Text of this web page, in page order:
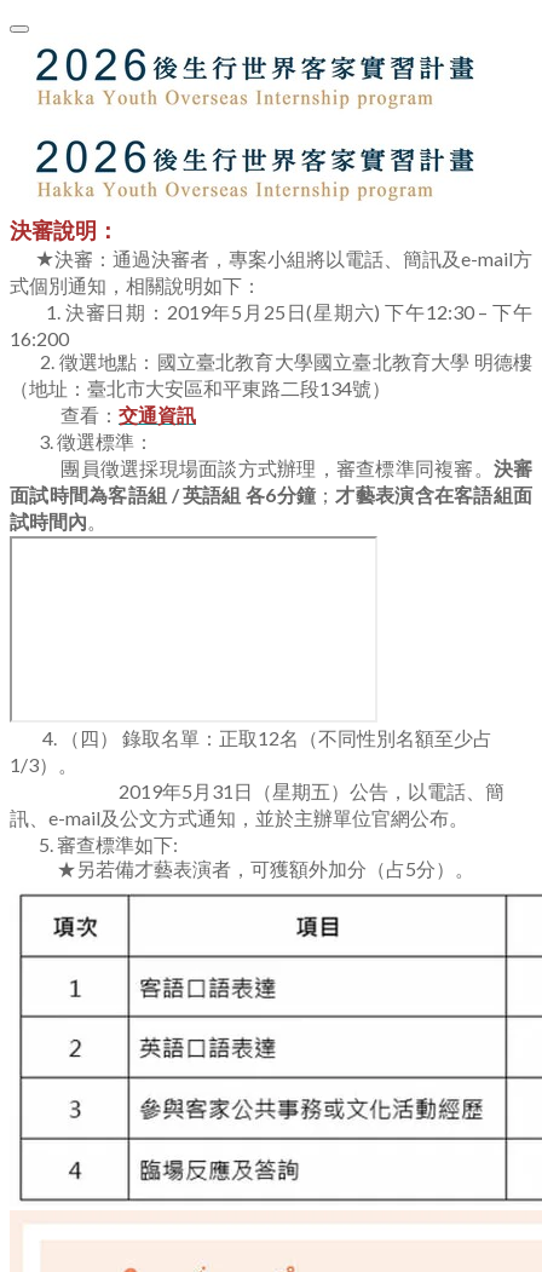
決審說明：
★決審：通過決審者，專案小組將以電話、簡訊及e-mail方
式個別通知，相關說明如下：
1. 決審日期：2019年5月25日(星期六) 下午12:30 – 下午
16:200
2. 徵選地點：國立臺北教育大學國立臺北教育大學 明德樓
（地址：臺北市大安區和平東路二段134號）
​ 查看： 交通資訊
3. 徵選標準：
​ 團員徵選採現場面談方式辦理，審查標準同複審。 決審
面試時間為客語組 / 英語組 各6分鐘 ； 才藝表演含在客語組面
試時間內。
4.
（四） 錄取名單：正取12名（不同性別名額至少占
1/3）。
​ 2019年5月31日（星期五）公告，以電話、簡
訊、e-mail及公文方式通知，並於主辦單位官網公布。
5. 審查標準如下:
​ ★另若備才藝表演者，可獲額外加分（占5分）。